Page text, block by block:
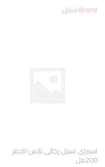
Brand:سبيل
اسبراى سبيل رجالى نايس/احمر
200مل